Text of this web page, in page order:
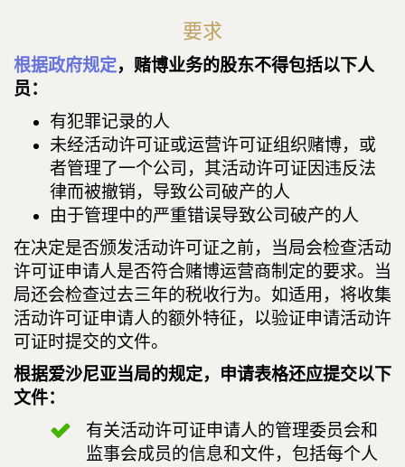
要求
根据政府规定，赌博业务的股东不得包括以下人
员：
有犯罪记录的人
未经活动许可证或运营许可证组织赌博，或
者管理了一个公司，其活动许可证因违反法
律而被撤销，导致公司破产的人
由于管理中的严重错误导致公司破产的人
在决定是否颁发活动许可证之前，当局会检查活动
许可证申请人是否符合赌博运营商制定的要求。当
局还会检查过去三年的税收行为。如适用，将收集
活动许可证申请人的额外特征，以验证申请活动许
可证时提交的文件。
根据爱沙尼亚当局的规定，申请表格还应提交以下
文件：
有关活动许可证申请人的管理委员会和
监事会成员的信息和文件，包括每个人